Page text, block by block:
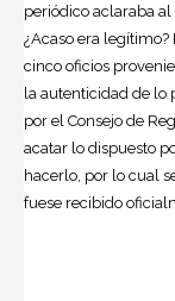
periódico aclaraba
¿Acaso era
cinco oficios
la autenticidad de lo
por el Consejo de
acatar lo dispuesto
hacerlo, por lo cual
fuese recibido